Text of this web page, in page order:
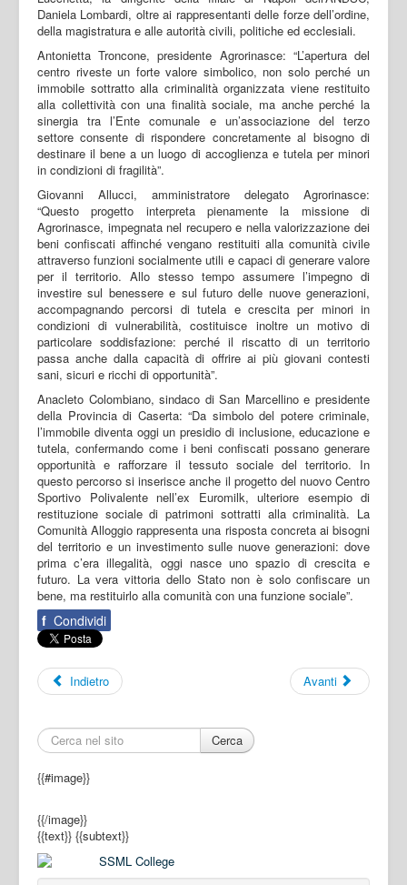
Daniela Lombardi, oltre ai rappresentanti delle forze dell’ordine,
della magistratura e alle autorità civili, politiche ed ecclesiali.
Antonietta Troncone, presidente Agrorinasce: “L’apertura del
centro riveste un forte valore simbolico, non solo perché un
immobile sottratto alla criminalità organizzata viene restituito
alla collettività con una finalità sociale, ma anche perché la
sinergia tra l’Ente comunale e un’associazione del terzo
settore consente di rispondere concretamente al bisogno di
destinare il bene a un luogo di accoglienza e tutela per minori
in condizioni di fragilità”.
Giovanni Allucci, amministratore delegato Agrorinasce:
“Questo progetto interpreta pienamente la missione di
Agrorinasce, impegnata nel recupero e nella valorizzazione dei
beni confiscati affinché vengano restituiti alla comunità civile
attraverso funzioni socialmente utili e capaci di generare valore
per il territorio. Allo stesso tempo assumere l’impegno di
investire sul benessere e sul futuro delle nuove generazioni,
accompagnando percorsi di tutela e crescita per minori in
condizioni di vulnerabilità, costituisce inoltre un motivo di
particolare soddisfazione: perché il riscatto di un territorio
passa anche dalla capacità di offrire ai più giovani contesti
sani, sicuri e ricchi di opportunità”.
Anacleto Colombiano, sindaco di San Marcellino e presidente
della Provincia di Caserta: “Da simbolo del potere criminale,
l’immobile diventa oggi un presidio di inclusione, educazione e
tutela, confermando come i beni confiscati possano generare
opportunità e rafforzare il tessuto sociale del territorio. In
questo percorso si inserisce anche il progetto del nuovo Centro
Sportivo Polivalente nell’ex Euromilk, ulteriore esempio di
restituzione sociale di patrimoni sottratti alla criminalità. La
Comunità Alloggio rappresenta una risposta concreta ai bisogni
del territorio e un investimento sulle nuove generazioni: dove
prima c’era illegalità, oggi nasce uno spazio di crescita e
futuro. La vera vittoria dello Stato non è solo confiscare un
bene, ma restituirlo alla comunità con una funzione sociale”.
f Condividi
Indietro Avanti
Cerca
{{#image}}
{{/image}}
{{text}} {{subtext}}